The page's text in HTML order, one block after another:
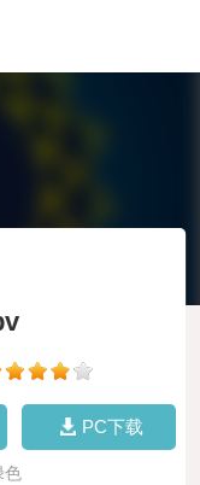
PC下载
色